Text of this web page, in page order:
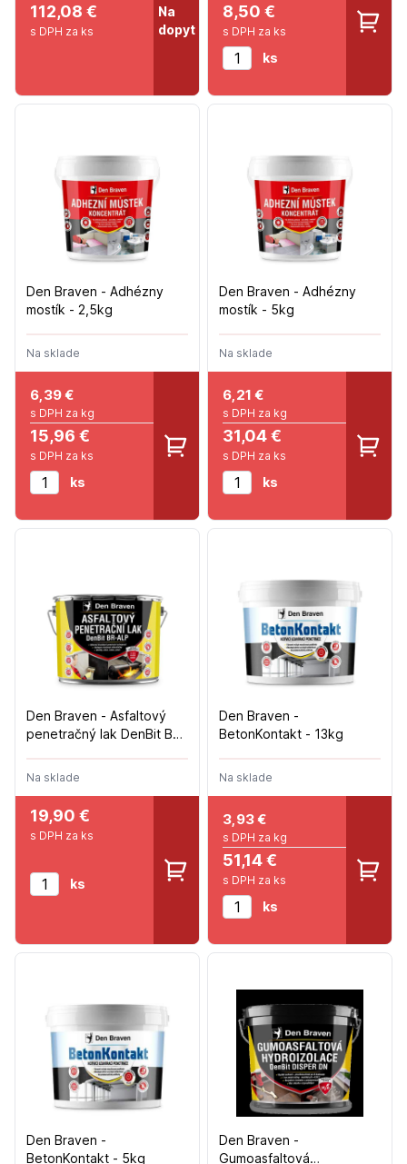
112,08 €
s DPH za ks
Na
dopyt
8,50 €
s DPH za ks
ks
Den Braven - Adhézny
mostík - 2,5kg
Na sklade
6,39€
s DPH za kg
15,96 €
s DPH za ks
ks
Den Braven - Adhézny
mostík - 5kg
Na sklade
6,21 €
s DPH za kg
31,04 €
s DPH za ks
ks
Den Braven - Asfaltový
penetračný lak DenBit BR
Na sklade
19,90 €
s DPH za ks
ks
Den Braven -
BetonKontakt - 13kg
Na sklade
3,93€
s DPH za kg
51,14 €
s DPH za ks
ks
Den Braven -
BetonKontakt - 5kg
Den Braven -
Gumoasfaltová